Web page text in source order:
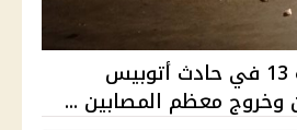
وفاة طفل وإصابة 13 في حادث أتوبيس
معظم المصابين ...